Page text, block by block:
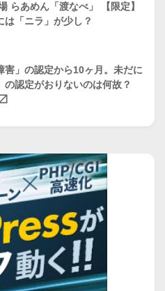
らあめん「渡なべ」 【限定】
は「ニラ」が少し？
害」の認定から10ヶ月。未だに
の認定がおりないのは何故？